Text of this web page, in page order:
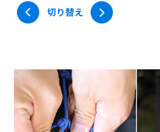
ブルー
2,420円
2,420円
価格：2,420 円（本体価格
ブルー
2,420円
2,420円
価格：2,420 円（本体価格
ブラック
2,420円
2,420円
モスグリーン
2,420円
切り替え